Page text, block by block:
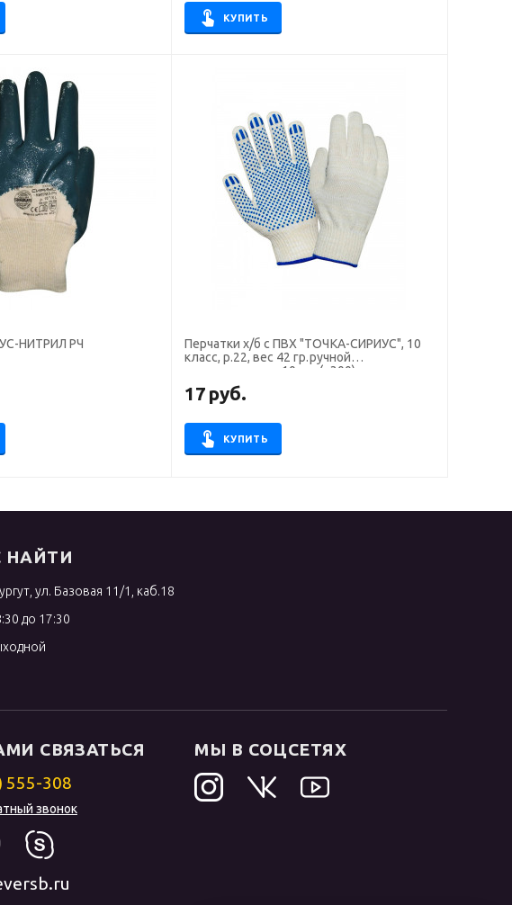
КУПИТЬ
НИТРИЛ РЧ
Перчатки х/б с ПВХ "ТОЧКА-СИРИУС", 10
класс, р.22, вес 42 гр.ручной
оверлок,кратно 10 пар(х300)
17 руб.
КУПИТЬ
НАЙТИ
ул. Базовая 11/1, каб.18
до 17:30
СВЯЗАТЬСЯ
555-308
звонок
МЫ В СОЦСЕТЯХ